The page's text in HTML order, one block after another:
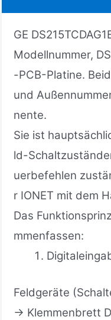
GE
Modellnummer,
-PCB-Platine.
und
nente.
Sie ist
ld-
uerbefehlen
r IONET mit dem
Das
mmenfassen:
Feldgeräte
→ Klemmenbrett